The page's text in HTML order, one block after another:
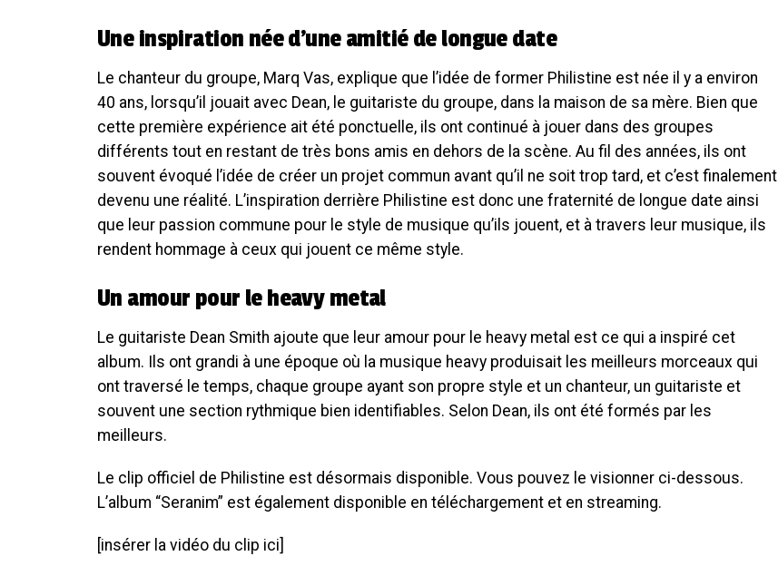
Une inspiration née d’une amitié de longue date
Le chanteur du groupe, Marq Vas, explique que l’idée de former Philistine est née il y a environ
40 ans, lorsqu’il jouait avec Dean, le guitariste du groupe, dans la maison de sa mère. Bien que
cette première expérience ait été ponctuelle, ils ont continué à jouer dans des groupes
différents tout en restant de très bons amis en dehors de la scène. Au fil des années, ils ont
souvent évoqué l’idée de créer un projet commun avant qu’il ne soit trop tard, et c’est finalement
devenu une réalité. L’inspiration derrière Philistine est donc une fraternité de longue date ainsi
que leur passion commune pour le style de musique qu’ils jouent, et à travers leur musique, ils
rendent hommage à ceux qui jouent ce même style.
Un amour pour le heavy metal
Le guitariste Dean Smith ajoute que leur amour pour le heavy metal est ce qui a inspiré cet
album. Ils ont grandi à une époque où la musique heavy produisait les meilleurs morceaux qui
ont traversé le temps, chaque groupe ayant son propre style et un chanteur, un guitariste et
souvent une section rythmique bien identifiables. Selon Dean, ils ont été formés par les
meilleurs.
Le clip officiel de Philistine est désormais disponible. Vous pouvez le visionner ci-dessous.
L’album “Seranim” est également disponible en téléchargement et en streaming.
[insérer la vidéo du clip ici]